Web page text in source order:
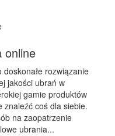
online
rozwiązanie
jakości ubrań w
gamie produktów
znaleźć coś dla siebie.
na zaopatrzenie
ubrania...